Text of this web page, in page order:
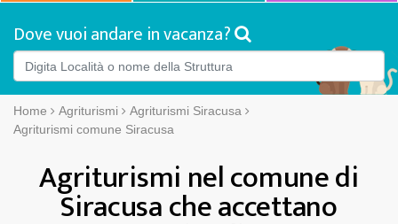
Dove vuoi andare in vacanza?
Home Agriturismi
Agriturismi Siracusa
Agriturismi comune Siracusa
Agriturismi nel comune di
Siracusa che accettano